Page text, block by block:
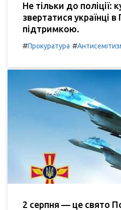
Не тільки до поліції:
звертатися українці
підтримкою.
#Прокуратура #
2 серпня — це свято